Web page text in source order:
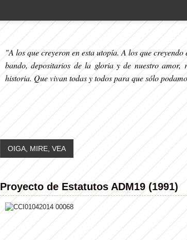
"A los que creyeron en esta utopía. A los que
bando, depositarios de la gloria y de nuestro
historia. Que vivan todas y todos para que sólo
OIGA, MIRE, VEA
Proyecto de Estatutos ADM19 (1991)